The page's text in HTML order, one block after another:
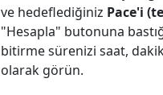
ve hedeflediğiniz Pace'i
"Hesapla" butonuna
bitirme sürenizi saat,
olarak görün.